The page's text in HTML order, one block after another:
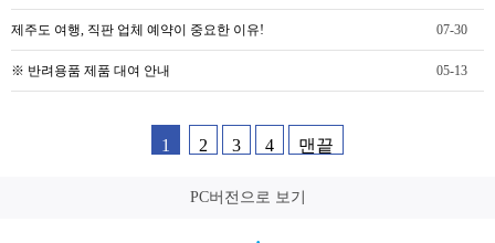
제주도 여행, 직판 업체 예약이 중요한 이유! 07-30
※ 반려용품 제품 대여 안내 05-13
1 2 3 4 맨끝
PC버전으로 보기